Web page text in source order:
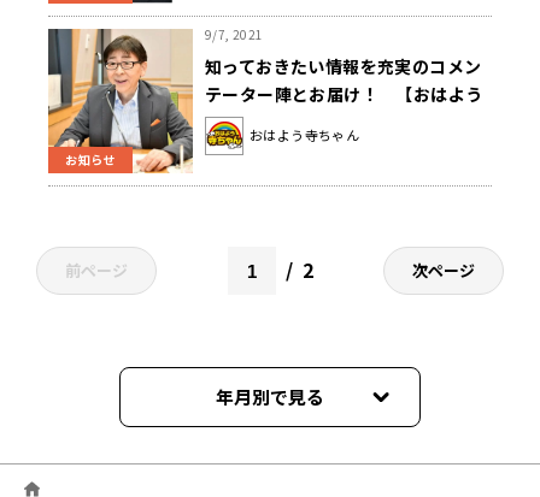
お知らせ
9/7, 2021
知っておきたい情報を充実のコメン
テーター陣とお届け！ 【おはよう
寺ちゃん スペシャルウィーク】
おはよう寺ちゃん
前ページ 2 次ページ
年月別で見る
2026年06月